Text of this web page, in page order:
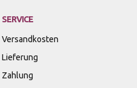
SERVICE
Versandkosten
Lieferung
Zahlung